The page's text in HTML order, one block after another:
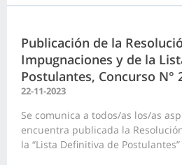
Publicación de la
Impugnaciones y de la
Postulantes, Concurso N°
22-11-2023
Se comunica a todos/as los/as
encuentra publicada la
la “Lista Definitiva de